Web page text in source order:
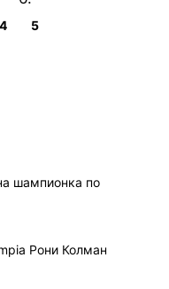
4 5
шампионка по
Рони Колман